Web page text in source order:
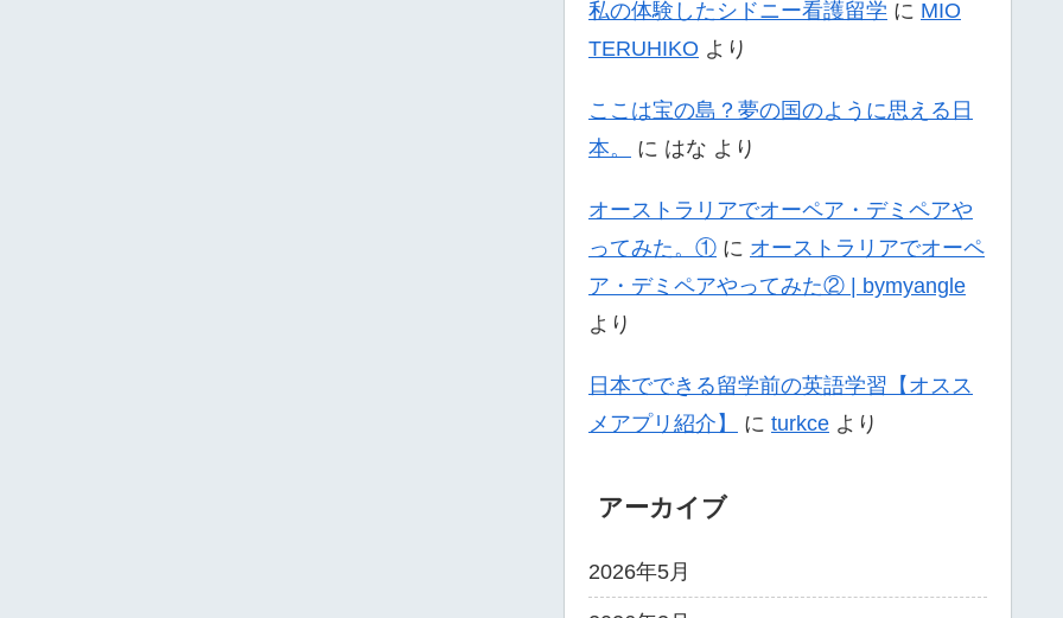
私の体験したシドニー看護留学 に MIO
TERUHIKO より
ここは宝の島？夢の国のように思える日
本。
に はな より
オーストラリアでオーペア・デミペアや
ってみた。① に オーストラリアでオーペ
ア・デミペアやってみた② | bymyangle
より
日本でできる留学前の英語学習【オスス
メアプリ紹介】
に turkce より
アーカイブ
2026年5月